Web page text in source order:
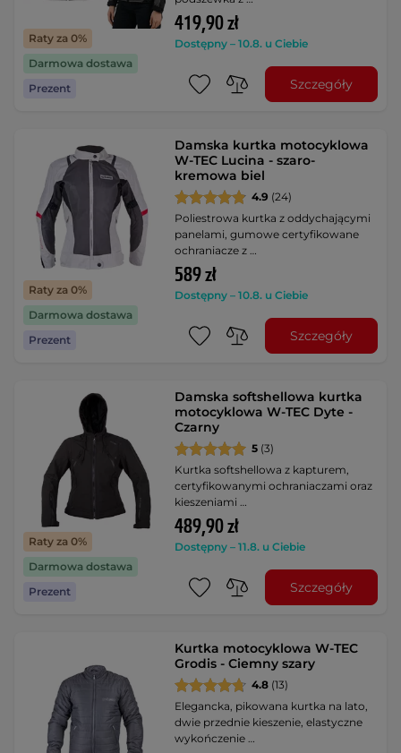
Raty za 0%
Darmowa dostawa
Prezent
419,90 zł
Dostępny – 10.8. u Ciebie
Szczegóły
Raty za 0%
Darmowa dostawa
Prezent
Damska kurtka motocyklowa
W-TEC Lucina - szaro-
kremowa biel
4.9 (24)
Poliestrowa kurtka z oddychającymi
panelami, gumowe certyfikowane
ochraniacze z …
589 zł
Dostępny – 10.8. u Ciebie
Szczegóły
Raty za 0%
Darmowa dostawa
Prezent
Damska softshellowa kurtka
motocyklowa W-TEC Dyte -
Czarny
5 (3)
Kurtka softshellowa z kapturem,
certyfikowanymi ochraniaczami oraz
kieszeniami …
489,90 zł
Dostępny – 11.8. u Ciebie
Szczegóły
Kurtka motocyklowa W-TEC
Grodis - Ciemny szary
4.8 (13)
Elegancka, pikowana kurtka na lato,
dwie przednie kieszenie, elastyczne
wykończenie …